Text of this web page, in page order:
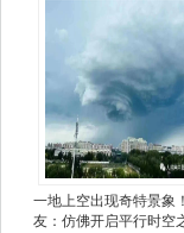
一地上空出现奇特景象
友：仿佛开启平行时空